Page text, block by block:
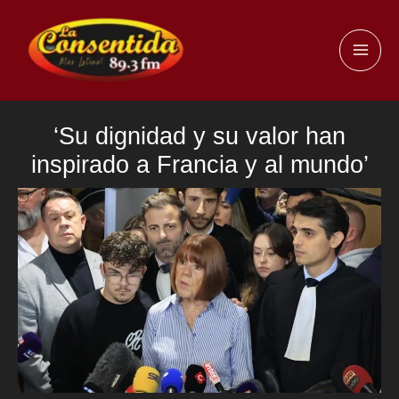
contenido
‘Su dignidad y su valor han
inspirado a Francia y al mundo’